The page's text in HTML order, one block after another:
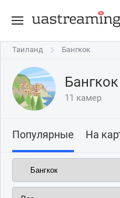
Таиланд Бангкок
Таиланд Бангкок
11 камер
Популярные На